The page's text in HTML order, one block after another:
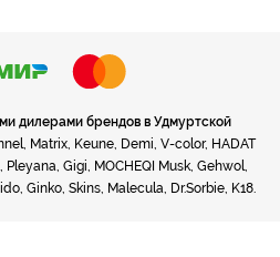
дилерами брендов в Удмуртской
Matrix, Keune, Demi, V-color, HADAT
Gigi, MOCHEQI Musk, Gehwol,
Ginko, Skins, Malecula, Dr.Sorbie, K18.